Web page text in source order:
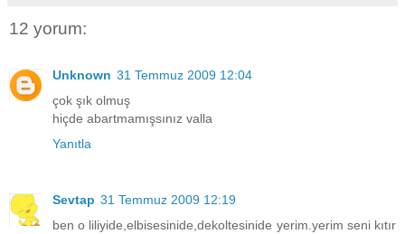
12 yorum:
Unknown 31 Temmuz 2009 12:04
çok şık olmuş
hiçde abartmamışsınız valla
Yanıtla
Sevtap 31 Temmuz 2009 12:19
ben o liliyide,elbisesinide,dekoltesinide yerim.yerim seni kıtır